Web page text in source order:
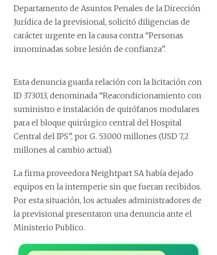
Departamento de Asuntos Penales de la Dirección
Jurídica de la previsional, solicitó diligencias de
carácter urgente en la causa contra “Personas
innominadas sobre lesión de confianza”.
Esta denuncia guarda relación con la licitación con
ID 373013, denominada “Reacondicionamiento con
suministro e instalación de quirófanos modulares
para el bloque quirúrgico central del Hospital
Central del IPS”, por G. 53.000 millones (USD 7,2
millones al cambio actual).
La firma proveedora Neightpart SA había dejado
equipos en la intemperie sin que fueran recibidos.
Por esta situación, los actuales administradores de
la previsional presentaron una denuncia ante el
Ministerio Publico.